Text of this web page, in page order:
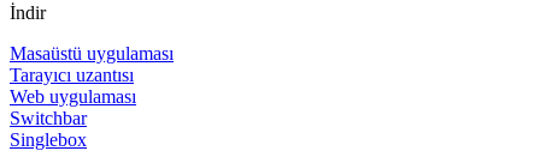
İndir
Masaüstü uygulaması
Tarayıcı uzantısı
Web uygulaması
Switchbar
Singlebox